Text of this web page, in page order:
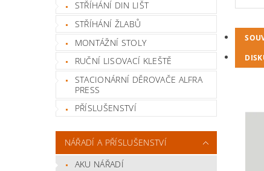
STŘÍHÁNÍ DIN LIŠT
STŘÍHÁNÍ ŽLABŮ
MONTÁŽNÍ STOLY
RUČNÍ LISOVACÍ KLEŠTĚ
STACIONÁRNÍ DĚROVAČE ALFRA
PRESS
PŘÍSLUŠENSTVÍ
NÁŘADÍ A PŘÍSLUŠENSTVÍ
AKU NÁŘADÍ